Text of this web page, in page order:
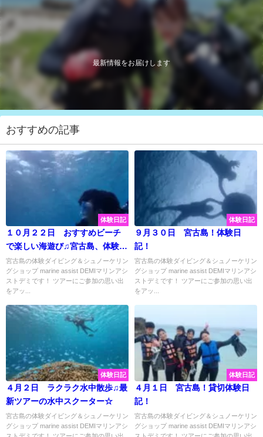
最新情報をお届けします
おすすめの記事
体験日記
１０月２２日 おすすめビーチ
で楽しい海遊び♫宮古島、体験ダ
イビング♫
宮古島の体験ダイビング＆シュノーケリン
グショップ marine assist DEMIマリンアシ
ストデミです！ ツアーにご参加の思い出
をアッ...
体験日記
９月３０日 宮古島！体験日
記！
宮古島の体験ダイビング＆シュノーケリン
グショップ marine assist DEMIマリンアシ
ストデミです！ ツアーにご参加の思い出
をアッ...
体験日記
４月２日 ラクラク水中散歩♫最
新ツアーの水中スクーター☆
宮古島の体験ダイビング＆シュノーケリン
グショップ marine assist DEMIマリンアシ
ストデミです！ ツアーにご参加の思い出
体験日記
４月１日 宮古島！貸切体験日
記！
宮古島の体験ダイビング＆シュノーケリン
グショップ marine assist DEMIマリンアシ
ストデミです！ ツアーにご参加の思い出